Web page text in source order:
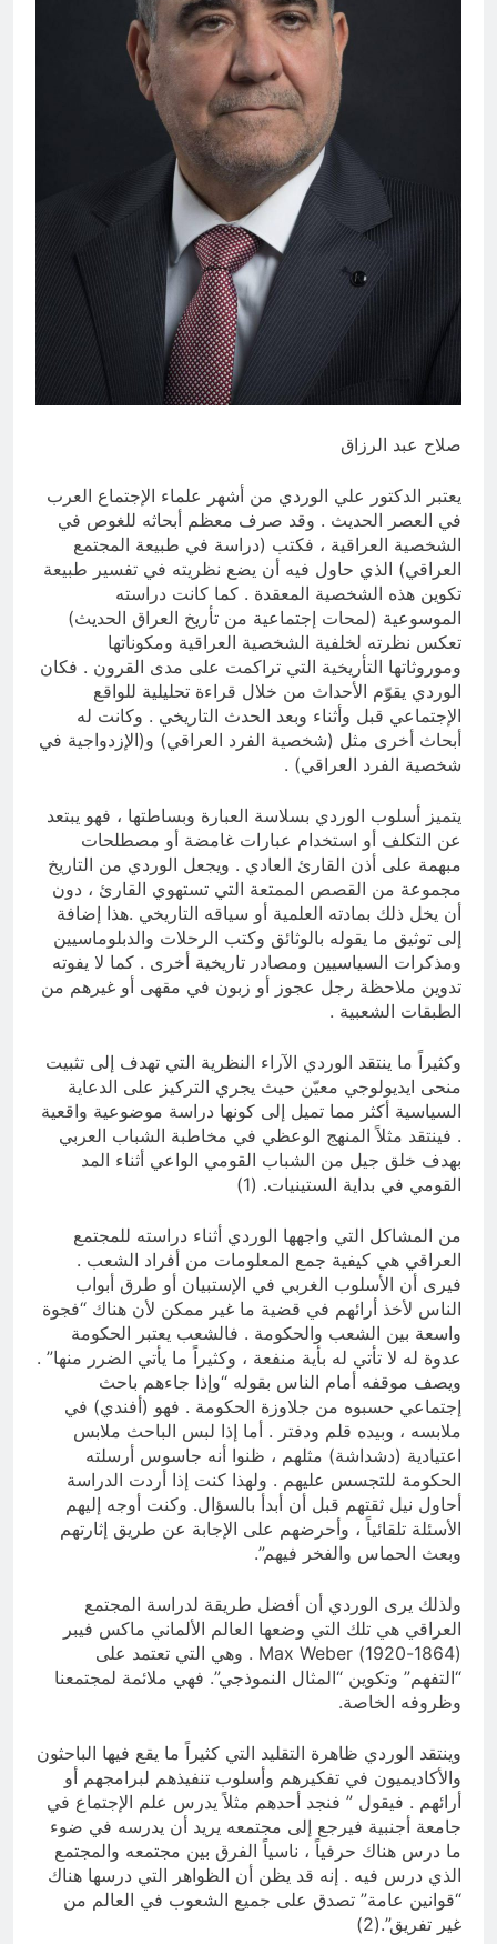
العراق له!17 ساعة Ago
شعراء العراق الذين بقيت قبورهم في
المنافي.. ووصايا لم تُنفذ
17 ساعة Ago
صلاح عبد الرزاق
يعتبر الدكتور علي الوردي من أشهر علماء الإجتماع العرب
في العصر الحديث . وقد صرف معظم أبحاثه للغوص في
الشخصية العراقية ، فكتب (دراسة في طبيعة المجتمع
العراقي) الذي حاول فيه أن يضع نظريته في تفسير طبيعة
تكوين هذه الشخصية المعقدة . كما كانت دراسته
الموسوعية (لمحات إجتماعية من تأريخ العراق الحديث)
تعكس نظرته لخلفية الشخصية العراقية ومكوناتها
وموروثاتها التأريخية التي تراكمت على مدى القرون . فكان
الوردي يقوّم الأحداث من خلال قراءة تحليلية للواقع
الإجتماعي قبل وأثناء وبعد الحدث التاريخي . وكانت له
أبحاث أخرى مثل (شخصية الفرد العراقي) و(الإزدواجية في
شخصية الفرد العراقي) .
يتميز أسلوب الوردي بسلاسة العبارة وبساطتها ، فهو يبتعد
عن التكلف أو استخدام عبارات غامضة أو مصطلحات
مبهمة على أذن القارئ العادي . ويجعل الوردي من التاريخ
مجموعة من القصص الممتعة التي تستهوي القارئ ، دون
أن يخل ذلك بمادته العلمية أو سياقه التاريخي .هذا إضافة
إلى توثيق ما يقوله بالوثائق وكتب الرحلات والدبلوماسيين
ومذكرات السياسيين ومصادر تاريخية أخرى . كما لا يفوته
تدوين ملاحظة رجل عجوز أو زبون في مقهى أو غيرهم من
الطبقات الشعبية .
وكثيراً ما ينتقد الوردي الآراء النظرية التي تهدف إلى تثبيت
منحى ايديولوجي معيّن حيث يجري التركيز على الدعاية
السياسية أكثر مما تميل إلى كونها دراسة موضوعية واقعية
. فينتقد مثلاً المنهج الوعظي في مخاطبة الشباب العربي
بهدف خلق جيل من الشباب القومي الواعي أثناء المد
القومي في بداية الستينيات. (1)
من المشاكل التي واجهها الوردي أثناء دراسته للمجتمع
العراقي هي كيفية جمع المعلومات من أفراد الشعب .
فيرى أن الأسلوب الغربي في الإستبيان أو طرق أبواب
الناس لأخذ أرائهم في قضية ما غير ممكن لأن هناك “فجوة
واسعة بين الشعب والحكومة . فالشعب يعتبر الحكومة
عدوة له لا تأتي له بأية منفعة ، وكثيراً ما يأتي الضرر منها” .
ويصف موقفه أمام الناس بقوله “وإذا جاءهم باحث
إجتماعي حسبوه من جلاوزة الحكومة . فهو (أفندي) في
ملابسه ، وبيده قلم ودفتر . أما إذا لبس الباحث ملابس
اعتيادية (دشداشة) مثلهم ، ظنوا أنه جاسوس أرسلته
الحكومة للتجسس عليهم . ولهذا كنت إذا أردت الدراسة
أحاول نيل ثقتهم قبل أن أبدأ بالسؤال. وكنت أوجه إليهم
الأسئلة تلقائياً ، وأحرضهم على الإجابة عن طريق إثارتهم
وبعث الحماس والفخر فيهم”.
ولذلك يرى الوردي أن أفضل طريقة لدراسة المجتمع
العراقي هي تلك التي وضعها العالم الألماني ماكس فيبر
(1864-1920) Max Weber . وهي التي تعتمد على
“التفهم” وتكوين “المثال النموذجي”. فهي ملائمة لمجتمعنا
وظروفه الخاصة.
وينتقد الوردي ظاهرة التقليد التي كثيراً ما يقع فيها الباحثون
والأكاديميون في تفكيرهم وأسلوب تنفيذهم لبرامجهم أو
أرائهم . فيقول ” فنجد أحدهم مثلاً يدرس علم الإجتماع في
جامعة أجنبية فيرجع إلى مجتمعه يريد أن يدرسه في ضوء
ما درس هناك حرفياً ، ناسياً الفرق بين مجتمعه والمجتمع
الذي درس فيه . إنه قد يظن أن الظواهر التي درسها هناك
“قوانين عامة” تصدق على جميع الشعوب في العالم من
غير تفريق”.(2)